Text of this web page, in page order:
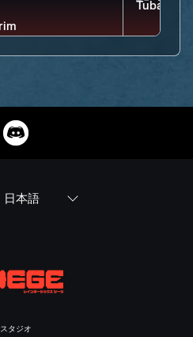
日本語
スタジオ